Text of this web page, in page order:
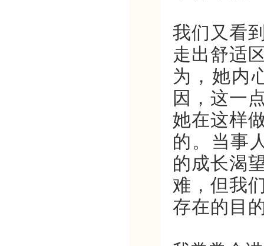
我们又看
走出舒适
为，她内
因，这一
她在这样
的。当事
的成长渴
难，但我
存在的目